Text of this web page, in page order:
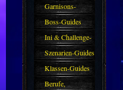
Garnisons-
Guides
Boss-Guides
Ini & Challenge-
Guides
Szenarien-Guides
Klassen-Guides
Berufe,